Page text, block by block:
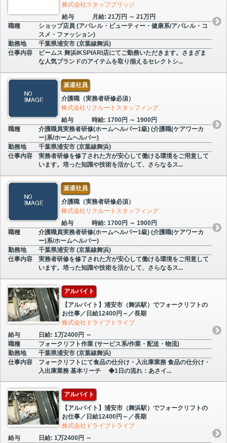
株式会社スタッフブリッジ
給与
月給: 21万円 ～ 21万円
職種
ショップ店員 (アパレル・ビューティー・健康系/アパレル・コ
スメ・ファッション)
勤務地
千葉県浦安市 (京葉線舞浜)
仕事内容
ビームス 舞浜IKSPIARI店にてご勤務いただきます。さまざま
な人気ブランドのアイテムを取り揃えるセレクトシ...
派遣社員
介護職（実務者研修必須）
株式会社リクルートスタッフィング
給与
時給: 1700円 ～ 1900円
職種
介護職員実務者研修(ホームヘルパー1級) (介護職(ケアワーカ
ー)系/ホームヘルパー)
勤務地
千葉県浦安市 (京葉線舞浜)
仕事内容
実務者研修を修了された方が安心して働ける環境をご用意して
います。培った知識や技術を活かして、さらなるス...
派遣社員
介護職（実務者研修必須）
株式会社リクルートスタッフィング
給与
時給: 1700円 ～ 1900円
職種
介護職員実務者研修(ホームヘルパー1級) (介護職(ケアワーカ
ー)系/ホームヘルパー)
勤務地
千葉県浦安市 (京葉線舞浜)
仕事内容
実務者研修を修了された方が安心して働ける環境をご用意して
います。培った知識や技術を活かして、さらなるス...
アルバイト
【アルバイト】浦安市（舞浜駅）でフォークリフトの
お仕事／日給12400円～／長期
株式会社ドライブトライブ
給与
日給: 1万2400円 ～
職種
フォークリフト作業 (サービス系/作業・配送・物流)
勤務地
千葉県浦安市 (京葉線舞浜)
仕事内容
フォークリフトにて食品の仕分け・入出庫業務 食品の仕分け・
入出庫業務 基本リーチ ◆1日の流れ：あさイ...
アルバイト
【アルバイト】浦安市（舞浜駅）でフォークリフトの
お仕事／日給12400円～／長期
株式会社ドライブトライブ
給与
日給: 1万2400円 ～